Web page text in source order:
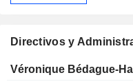
Directivos y
Director Puesto Edad
Véronique Bédague-